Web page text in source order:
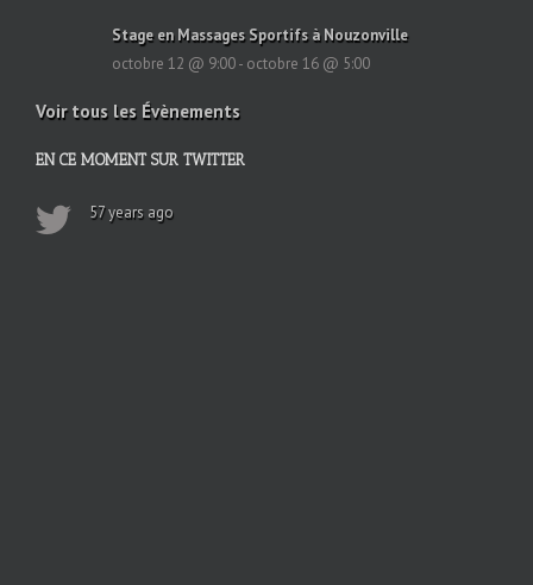
Stage en Massages Sportifs à Nouzonville
octobre 12 @ 9:00- octobre 16 @ 5:00
Voir tous les Évènements
EN CE MOMENT SUR TWITTER
57 years ago